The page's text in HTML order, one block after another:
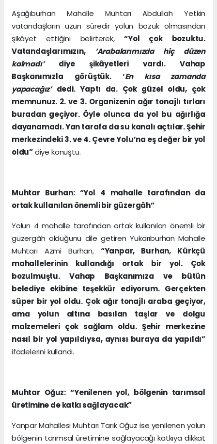
Aşağıburhan Mahalle Muhtarı Abdullah Yetkin
vatandaşların uzun süredir yolun bozuk olmasından
şikâyet ettiğini belirterek,“Yol çok bozuktu.
Vatandaşlarımızın,
‘Arabalarımızda hiç düzen
kalmadı’diye şikâyetleri vardı. Vahap
Başkanımızla görüştük. ‘En kısa zamanda
yapacağız’dedi. Yaptı da. Çok güzel oldu, çok
memnunuz. 2. ve 3. Organizenin ağır tonajlı tırları
buradan geçiyor. Öyle olunca da yol bu ağırlığa
dayanamadı. Yan tarafa da su kanalı açtılar. Şehir
merkezindeki 3. ve 4. Çevre Yolu’na eş değer bir yol
oldu”diye konuştu.
Muhtar Burhan: “Yol 4 mahalle tarafından da
ortak kullanılan önemli bir güzergâh”
Yolun 4 mahalle tarafından ortak kullanılan önemli bir
güzergâh olduğunu dile getiren Yukarıburhan Mahalle
Muhtarı Azmi Burhan, “Yanpar, Burhan, Kürkçü
mahallelerinin kullandığı ortak bir yol. Çok
bozulmuştu. Vahap Başkanımıza ve bütün
belediye ekibine teşekkür ediyorum. Gerçekten
süper bir yol oldu. Çok ağır tonajlı araba geçiyor,
ama yolun altına basılan taşlar ve dolgu
malzemeleri çok sağlam oldu. Şehir merkezine
nasıl bir yol yapıldıysa, aynısı buraya da yapıldı”
ifadelerini kullandı.
Muhtar Oğuz: “Yenilenen yol, bölgenin tarımsal
üretimine de katkı sağlayacak”
Yanpar Mahallesi Muhtarı Tarık Oğuz ise yenilenen yolun
bölgenin tarımsal üretimine sağlayacağı katkıya dikkat